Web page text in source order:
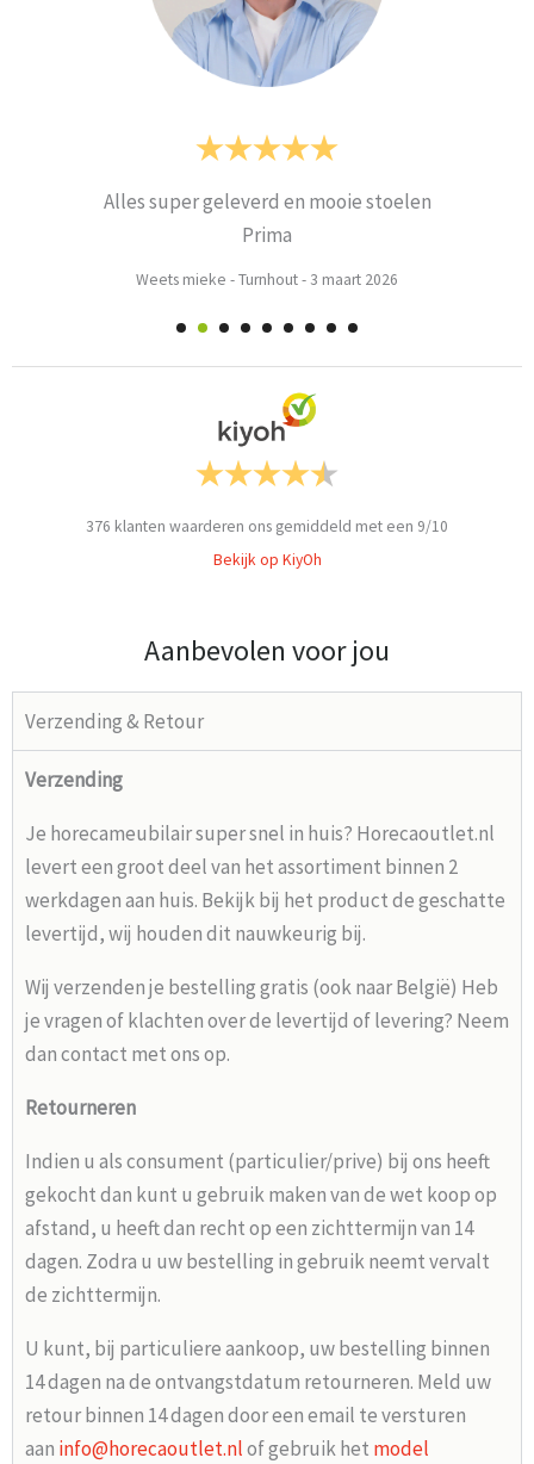
Alles super geleverd en mooie stoelen
Prima
Weets mieke -Turnhout- 3 maart 2026
376 klanten waarderen ons gemiddeld met een 9/10
Bekijk op KiyOh
Aanbevolen voor jou
Verzending & Retour
Verzending
Je horecameubilair super snel in huis? Horecaoutlet.nl
levert een groot deel van het assortiment binnen 2
werkdagen aan huis. Bekijk bij het product de geschatte
levertijd, wij houden dit nauwkeurig bij.
Wij verzenden je bestelling gratis (ook naar België) Heb
je vragen of klachten over de levertijd of levering? Neem
dan contact met ons op.
Retourneren
Indien u als consument (particulier/prive) bij ons heeft
gekocht dan kunt u gebruik maken van de wet koop op
afstand, u heeft dan recht op een zichttermijn van 14
dagen. Zodra u uw bestelling in gebruik neemt vervalt
de zichttermijn.
U kunt, bij particuliere aankoop, uw bestelling binnen
14 dagen na de ontvangstdatum retourneren. Meld uw
retour binnen 14 dagen door een email te versturen
aan info@horecaoutlet.nlof gebruik het model